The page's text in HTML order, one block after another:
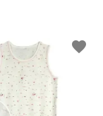
favorite